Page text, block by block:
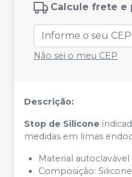
Calcule frete e
Não sei o meu CEP
Descrição:
Stop de Silicone
medidas em limas
Material autoclavável
Composição: